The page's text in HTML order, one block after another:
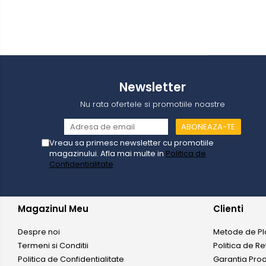
Capsatoare electrice
Lanterne acumulator
Placi compactoare
Maiuri compactoare
Finisoare beton
Vibratoare beton
Scarificatoare
Taietoare beton si asfalt
Newsletter
Nu rata ofertele si promotiile noastre
Vreau sa primesc newsletter cu promotiile
magazinului. Afla mai multe in Politica de
Confidentialitate
Magazinul Meu
Despre noi
Termeni si Conditii
Politica de Confidentialitate
Clienti
Metode de
Politica de
Garantia